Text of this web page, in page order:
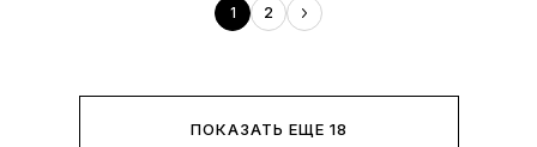
1 2
ПОКАЗАТЬ ЕЩЕ 18